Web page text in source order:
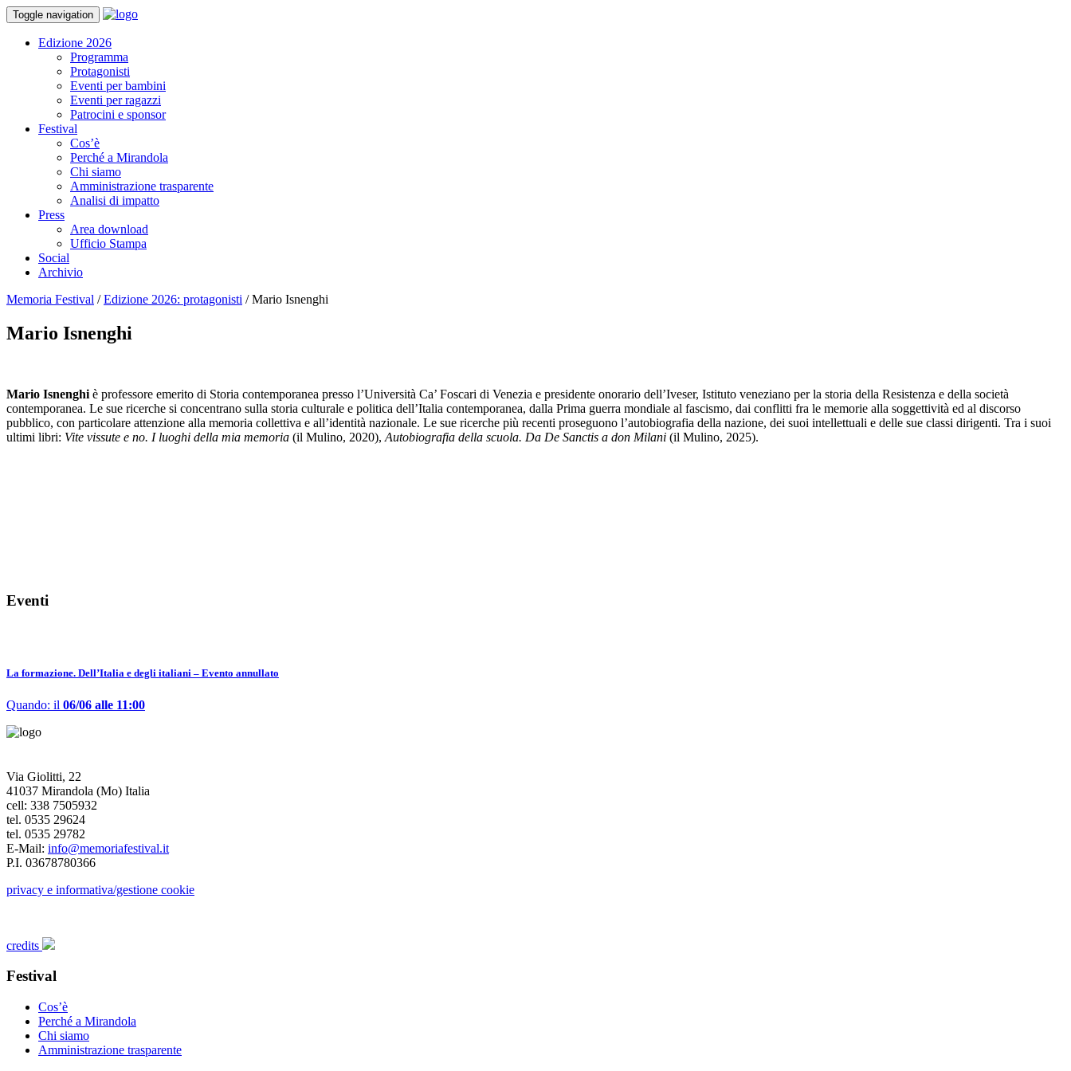
Toggle navigation
Edizione 2026
Programma
Protagonisti
Eventi per bambini
Eventi per ragazzi
Patrocini e sponsor
Festival
Cos’è
Perché a Mirandola
Chi siamo
Amministrazione trasparente
Analisi di impatto
Press
Area download
Ufficio Stampa
Social
Archivio
Memoria Festival /Edizione 2026: protagonisti /Mario Isnenghi
Mario Isnenghi
Mario Isnenghi è professore emerito di Storia contemporanea presso l’Università Ca’ Foscari di Venezia e presidente onorario dell’Iveser, Istituto veneziano per la storia della Resistenza e della società
contemporanea. Le sue ricerche si concentrano sulla storia culturale e politica dell’Italia contemporanea, dalla Prima guerra mondiale al fascismo, dai conflitti fra le memorie alla soggettività ed al discorso
pubblico, con particolare attenzione alla memoria collettiva e all’identità nazionale. Le sue ricerche più recenti proseguono l’autobiografia della nazione, dei suoi intellettuali e delle sue classi dirigenti. Tra i suoi
ultimi libri: Vite vissute e no. I luoghi della mia memoria (il Mulino, 2020), Autobiografia della scuola. Da De Sanctis a don Milani (il Mulino, 2025).
Eventi
La formazione. Dell’Italia e degli italiani – Evento annullato
Quando: il 06/06 alle 11:00
Via Giolitti, 22
41037 Mirandola (Mo) Italia
cell: 338 7505932
tel. 0535 29624
tel. 0535 29782
E-Mail: info@memoriafestival.it
P.I. 03678780366
privacy e informativa/gestione cookie
credits
Festival
Cos’è
Perché a Mirandola
Chi siamo
Amministrazione trasparente